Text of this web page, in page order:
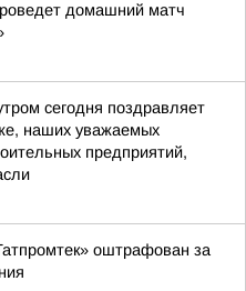
домашний матч
сегодня поздравляет
наших уважаемых
предприятий,
оштрафован за